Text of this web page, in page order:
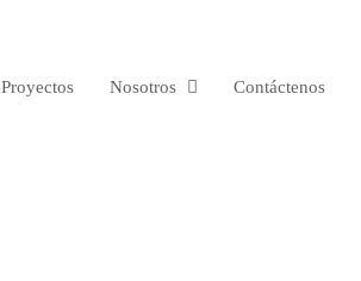
Proyectos Nosotros Contáctenos